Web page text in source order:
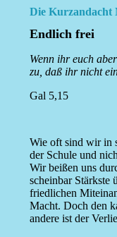
Die Kurzandacht
Endlich frei
Wenn ihr euch
zu, daß ihr nicht
Gal 5,15
Wie oft sind wir in
der Schule und
Wir beißen uns
scheinbar Stärkste
friedlichen
Macht. Doch den
andere ist der